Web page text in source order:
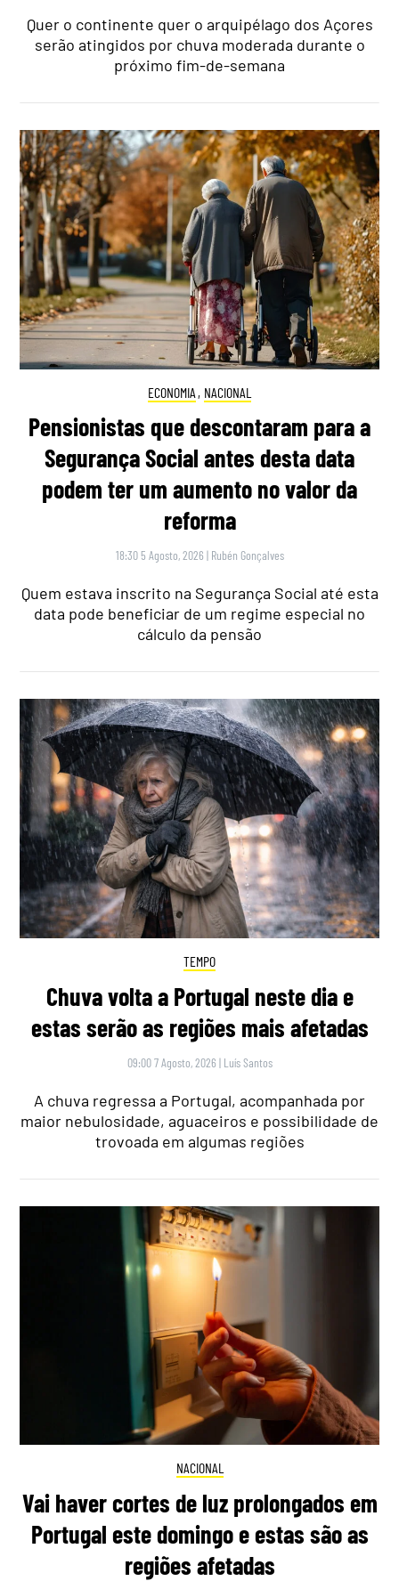
Quer o continente quer o arquipélago dos Açores
serão atingidos por chuva moderada durante o
próximo fim-de-semana
ECONOMIA , NACIONAL
Pensionistas que descontaram para a
Segurança Social antes desta data
podem ter um aumento no valor da
reforma
18:30 5 Agosto, 2026 | Rubén Gonçalves
Quem estava inscrito na Segurança Social até esta
data pode beneficiar de um regime especial no
cálculo da pensão
TEMPO
Chuva volta a Portugal neste dia e
estas serão as regiões mais afetadas
09:00 7 Agosto, 2026 | Luís Santos
A chuva regressa a Portugal, acompanhada por
maior nebulosidade, aguaceiros e possibilidade de
trovoada em algumas regiões
NACIONAL
Vai haver cortes de luz prolongados em
Portugal este domingo e estas são as
regiões afetadas